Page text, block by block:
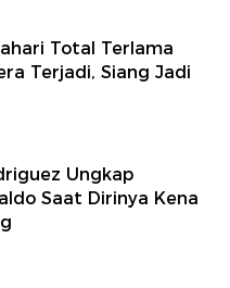
Total Terlama
Terjadi, Siang Jadi
Ungkap
Saat Dirinya Kena